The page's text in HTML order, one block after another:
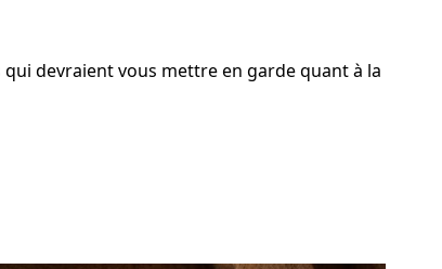
devraient vous mettre en garde quant à la